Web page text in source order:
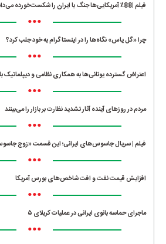
فیلم |88٪ آمریکایی‌ها جنگ با ایران را شکست‌خورده می‌دانند
•••
چرا «گل یاس» نگاه‌ها را در اینستاگرام به خود جلب کرد؟
•••
اعتراض گسترده یونانی‌ها به همکاری نظامی و دیپلماتیک
•••
مردم در روزهای آینده آثار تشدید نظارت بر بازار را می‌بینند
•••
فیلم | سریال جاسوس‌های ایرانی؛ این قسمت «زوج
•••
افزایش قیمت نفت و افت شاخص‌های بورس آمریکا
•••
ماجرای حماسه‌ بانوی ایرانی در عملیات کربلای ۵
•••